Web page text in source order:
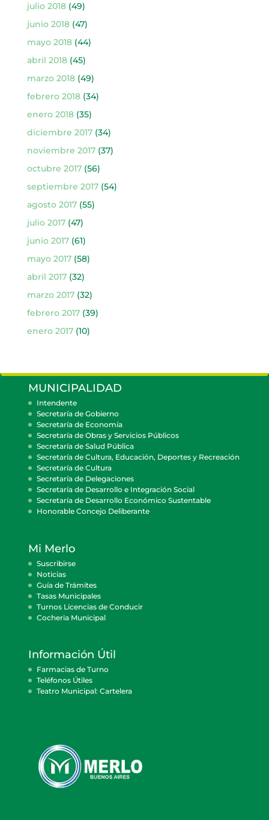
julio 2018(49)
junio 2018(47)
mayo 2018(44)
abril 2018(45)
marzo 2018(49)
febrero 2018(34)
enero 2018(35)
diciembre 2017(34)
noviembre 2017(37)
octubre 2017(56)
septiembre 2017(54)
agosto 2017(55)
julio 2017(47)
junio 2017(61)
mayo 2017(58)
abril 2017(32)
marzo 2017(32)
febrero 2017(39)
enero 2017(10)
MUNICIPALIDAD
Intendente
Secretaría de Gobierno
Secretaría de Economía
Secretaría de Obras y Servicios Públicos
Secretaría de Salud Pública
Secretaría de Cultura, Educación, Deportes y Recreación
Secretaría de Cultura
Secretaría de Delegaciones
Secretaría de Desarrollo e Integración Social
Secretaría de Desarrollo Económico Sustentable
Honorable Concejo Deliberante
Mi Merlo
Suscribirse
Noticias
Guía de Trámites
Tasas Municipales
Turnos Licencias de Conducir
Cocheria Municipal
Información Útil
Farmacias de Turno
Teléfonos Útiles
Teatro Municipal: Cartelera